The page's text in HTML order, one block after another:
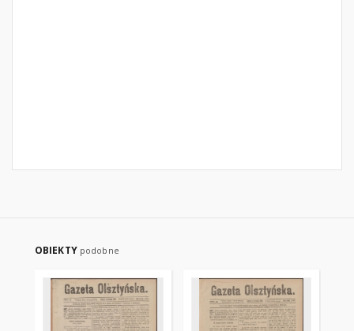
OBIEKTY podobne